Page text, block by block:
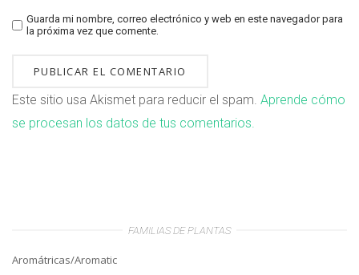
Guarda mi nombre, correo electrónico y web en este navegador para
la próxima vez que comente.
Este sitio usa Akismet para reducir el spam. Aprende cómo
se procesan los datos de tus comentarios.
FAMILIAS DE PLANTAS
Aromátricas/Aromatic